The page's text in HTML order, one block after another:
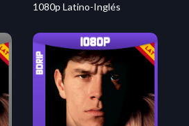
1080p Latino-Inglés